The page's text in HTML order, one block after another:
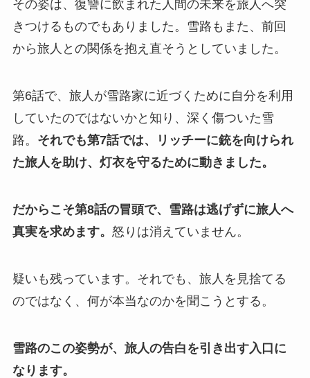
その姿は、復讐に飲まれた人間の未来を旅人へ突
きつけるものでもありました。雪路もまた、前回
から旅人との関係を抱え直そうとしていました。
第6話で、旅人が雪路家に近づくために自分を利用
していたのではないかと知り、深く傷ついた雪
路。 それでも第7話では、リッチーに銃を向けられ
た旅人を助け、灯衣を守るために動きました。
だからこそ第8話の冒頭で、雪路は逃げずに旅人へ
真実を求めます。 怒りは消えていません。
疑いも残っています。それでも、旅人を見捨てる
のではなく、何が本当なのかを聞こうとする。
雪路のこの姿勢が、旅人の告白を引き出す入口に
なります。